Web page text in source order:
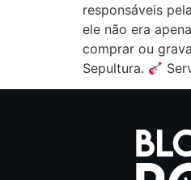
responsáveis
ele não era
comprar ou
Sepultura.